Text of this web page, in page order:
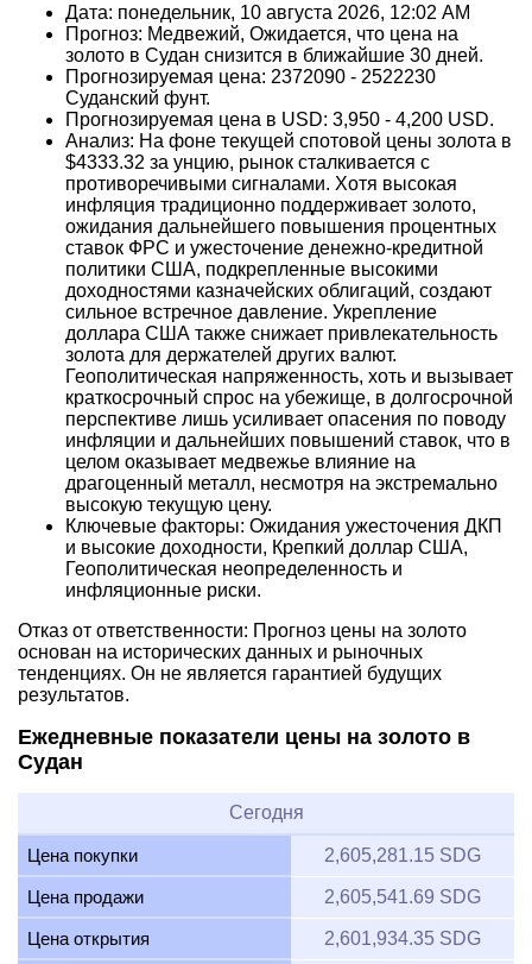
Дата: понедельник, 10 августа 2026, 12:02 AM
Прогноз: Медвежий, Ожидается, что цена на
золото в Судан снизится в ближайшие 30 дней.
Прогнозируемая цена: 2372090 - 2522230
Суданский фунт.
Прогнозируемая цена в USD: 3,950 - 4,200 USD.
Анализ: На фоне текущей спотовой цены золота в
$4333.32 за унцию, рынок сталкивается с
противоречивыми сигналами. Хотя высокая
инфляция традиционно поддерживает золото,
ожидания дальнейшего повышения процентных
ставок ФРС и ужесточение денежно-кредитной
политики США, подкрепленные высокими
доходностями казначейских облигаций, создают
сильное встречное давление. Укрепление
доллара США также снижает привлекательность
золота для держателей других валют.
Геополитическая напряженность, хоть и вызывает
краткосрочный спрос на убежище, в долгосрочной
перспективе лишь усиливает опасения по поводу
инфляции и дальнейших повышений ставок, что в
целом оказывает медвежье влияние на
драгоценный металл, несмотря на экстремально
высокую текущую цену.
Ключевые факторы: Ожидания ужесточения ДКП
и высокие доходности, Крепкий доллар США,
Геополитическая неопределенность и
инфляционные риски.
Отказ от ответственности: Прогноз цены на золото
основан на исторических данных и рыночных
тенденциях. Он не является гарантией будущих
результатов.
Ежедневные показатели цены на золото в
Судан
Сегодня
Цена покупки 2,605,281.15 SDG
Цена продажи 2,605,541.69 SDG
Цена открытия 2,601,934.35 SDG